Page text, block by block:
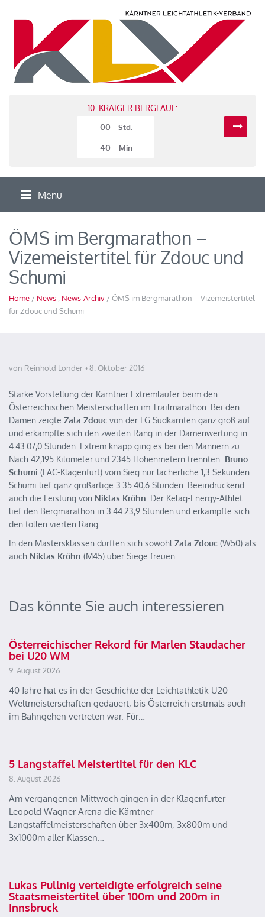
10. KRAIGER BERGLAUF:
00
Std.
40 Min
Menu
ÖMS im Bergmarathon –
Vizemeistertitel für Zdouc und
Schumi
Home / News News-Archiv / ÖMS im Bergmarathon – Vizemeistertitel
für Zdouc und Schumi
von Reinhold Londer 8. Oktober 2016
Starke Vorstellung der Kärntner Extremläufer beim den
Österreichischen Meisterschaften im Trailmarathon. Bei den
Damen zeigte Zala Zdouc von der LG Südkärnten ganz groß auf
und erkämpfte sich den zweiten Rang in der Damenwertung in
4:43:07,0 Stunden. Extrem knapp ging es bei den Männern zu.
Nach 42,195 Kilometer und 2345 Höhenmetern trennten Bruno
Schumi (LAC-Klagenfurt) vom Sieg nur lächerliche 1,3 Sekunden.
Schumi lief ganz großartige 3:35:40,6 Stunden. Beeindruckend
auch die Leistung von Niklas Kröhn . Der Kelag-Energy-Athlet
lief den Bergmarathon in 3:44:23,9 Stunden und erkämpfte sich
den tollen vierten Rang.
In den Mastersklassen durften sich sowohl Zala Zdouc (W50) als
auch Niklas Kröhn (M45) über Siege freuen.
Das könnte Sie auch interessieren
Österreichischer Rekord für Marlen Staudacher
bei U20 WM
9. August 2026
40 Jahre hat es in der Geschichte der Leichtathletik U20-
Weltmeisterschaften gedauert, bis Österreich erstmals auch
im Bahngehen vertreten war. Für…
5 Langstaffel Meistertitel für den KLC
8. August 2026
Am vergangenen Mittwoch gingen in der Klagenfurter
Leopold Wagner Arena die Kärntner
Langstaffelmeisterschaften über 3x400m, 3x800m und
3x1000m aller Klassen…
Lukas Pullnig verteidigte erfolgreich seine
Staatsmeistertitel über 100m und 200m in
Innsbruck